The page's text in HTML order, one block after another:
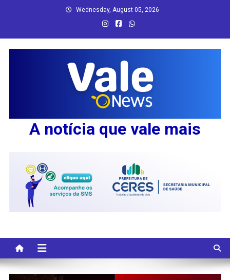
Wednesday, August 05, 2026
A notícia que vale mais